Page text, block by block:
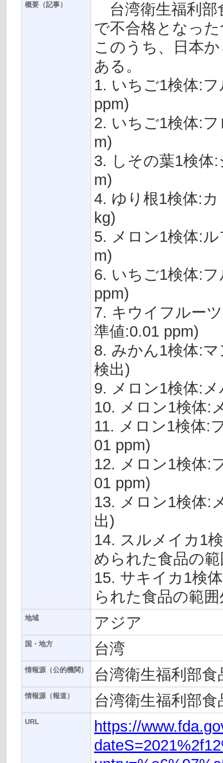
概要（記事）
台湾衛生福利部
で不合格となっ
このうち、日本
ある。
1. いちご1検体:
ppm)
2. いちご1検体:
m)
3. しその葉1検体
m)
4. ゆり根1検体:
kg)
5. メロン1検体:
m)
6. いちご1検体:
ppm)
7. キウイフルー
準値:0.01 ppm)
8. みかん1検体:
検出)
9. メロン1検体:
10. メロン1検体:
11. メロン1検体:
01 ppm)
12. メロン1検体:
01 ppm)
13. メロン1検体:
出)
14. スルメイカ1
められた食品の
15. サキイカ1検
られた食品の範囲
地域 アジア
国・地方 台湾
情報源（公的機関） 台湾衛生福利部
情報源（報道） 台湾衛生福利部
URL
https://